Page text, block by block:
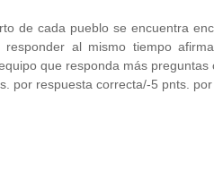
de cada pueblo se encuentra
responder al mismo tiempo
que responda más preguntas
por respuesta correcta/-5 pnts.